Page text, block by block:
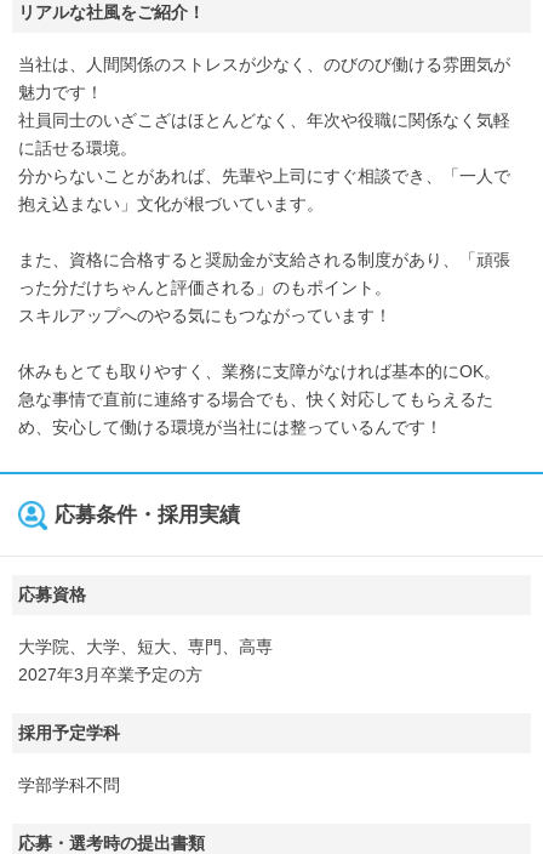
リアルな社風をご紹介！
当社は、人間関係のストレスが少なく、のびのび働ける雰囲気が
魅力です！
社員同士のいざこざはほとんどなく、年次や役職に関係なく気軽
に話せる環境。
分からないことがあれば、先輩や上司にすぐ相談でき、「一人で
抱え込まない」文化が根づいています。
また、資格に合格すると奨励金が支給される制度があり、「頑張
った分だけちゃんと評価される」のもポイント。
スキルアップへのやる気にもつながっています！
休みもとても取りやすく、業務に支障がなければ基本的にOK。
急な事情で直前に連絡する場合でも、快く対応してもらえるた
め、安心して働ける環境が当社には整っているんです！
応募条件・採用実績
応募資格
大学院、大学、短大、専門、高専
2027年3月卒業予定の方
採用予定学科
学部学科不問
応募・選考時の提出書類